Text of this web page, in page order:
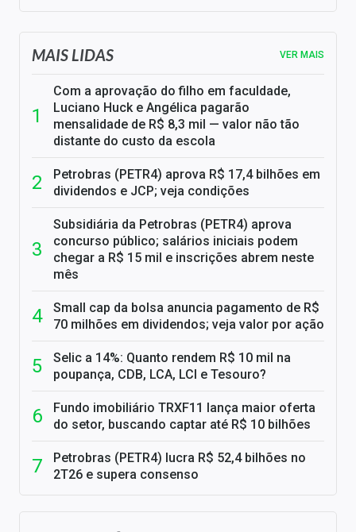
MAIS LIDAS VER MAIS
Com a aprovação do filho em faculdade,
Luciano Huck e Angélica pagarão
mensalidade de R$ 8,3 mil — valor não tão
distante do custo da escola
Petrobras (PETR4) aprova R$ 17,4 bilhões em
dividendos e JCP; veja condições
Subsidiária da Petrobras (PETR4) aprova
concurso público; salários iniciais podem
chegar a R$ 15 mil e inscrições abrem neste
mês
Small cap da bolsa anuncia pagamento de R$
70 milhões em dividendos; veja valor por ação
Selic a 14%: Quanto rendem R$ 10 mil na
poupança, CDB, LCA, LCI e Tesouro?
Fundo imobiliário TRXF11 lança maior oferta
do setor, buscando captar até R$ 10 bilhões
Petrobras (PETR4) lucra R$ 52,4 bilhões no
2T26 e supera consenso